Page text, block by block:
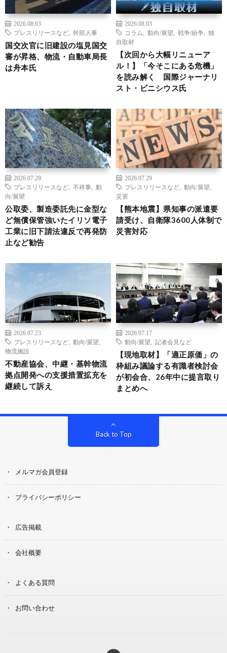
2026.08.03
プレスリリースなど
幹部人事
国交次官に旧建設の塩見国交
審が昇格、物流・自動車局長
は舟本氏
2026.08.03
コラム
動向/展望 戦争/紛争
独
自取材
【次回から大幅リニューア
ル！】「今そこにある危機」
を読み解く 国際ジャーナリ
スト・ビニシウス氏
2026.07.29
プレスリリースなど
不祥事
動
向/展望
公取委、製造委託先に金型な
ど無償保管強いたイリソ電子
工業に旧下請法違反で再発防
止など勧告
2026.07.29
プレスリリースなど
動向/展望
災害
【熊本地震】県知事の派遣要
請受け、自衛隊3600人体制で
災害対応
2026.07.23
プレスリリースなど
動向/展望
物流施設
不動産協会、中継・基幹物流
拠点開発への支援措置拡充を
継続して訴え
2026.07.17
動向/展望
記者会見など
【現地取材】「適正原価」の
枠組み議論する有識者検討会
が初会合、26年中に提言取り
まとめへ
Back to Top
メルマガ会員登録
プライバシーポリシー
広告掲載
会社概要
よくある質問
お問い合わせ